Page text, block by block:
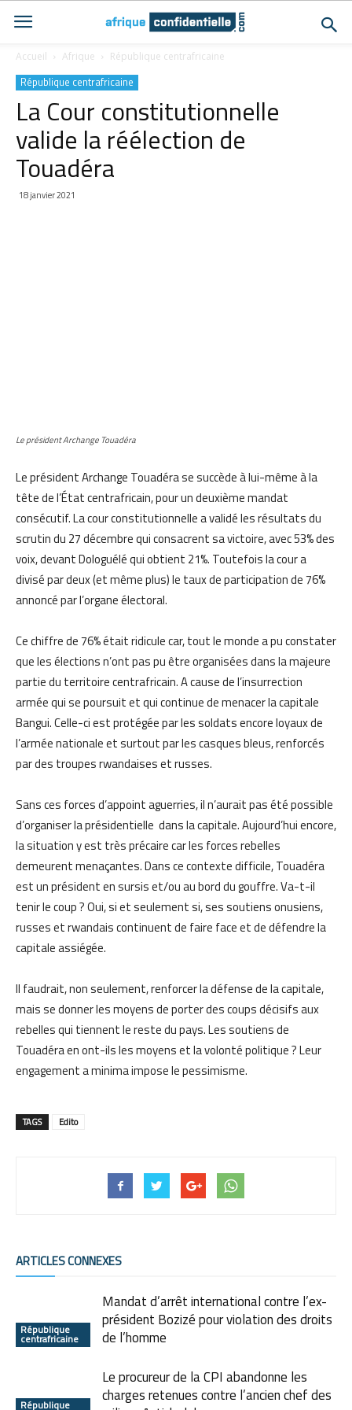
Accueil Afrique République centrafricaine
République centrafricaine
La Cour constitutionnelle
valide la réélection de
Touadéra
18 janvier 2021
Le président Archange Touadéra
Le président Archange Touadéra se succède à lui-même à la
tête de l’État centrafricain, pour un deuxième mandat
consécutif. La cour constitutionnelle a validé les résultats du
scrutin du 27 décembre qui consacrent sa victoire, avec 53% des
voix, devant Dologuélé qui obtient 21%. Toutefois la cour a
divisé par deux (et même plus) le taux de participation de 76%
annoncé par l’organe électoral.
Ce chiffre de 76% était ridicule car, tout le monde a pu constater
que les élections n’ont pas pu être organisées dans la majeure
partie du territoire centrafricain. A cause de l’insurrection
armée qui se poursuit et qui continue de menacer la capitale
Bangui. Celle-ci est protégée par les soldats encore loyaux de
l’armée nationale et surtout par les casques bleus, renforcés
par des troupes rwandaises et russes.
Sans ces forces d’appoint aguerries, il n’aurait pas été possible
d’organiser la présidentielle dans la capitale. Aujourd’hui encore,
la situation y est très précaire car les forces rebelles
demeurent menaçantes. Dans ce contexte difficile, Touadéra
est un président en sursis et/ou au bord du gouffre. Va-t-il
tenir le coup ? Oui, si et seulement si, ses soutiens onusiens,
russes et rwandais continuent de faire face et de défendre la
capitale assiégée.
Il faudrait, non seulement, renforcer la défense de la capitale,
mais se donner les moyens de porter des coups décisifs aux
rebelles qui tiennent le reste du pays. Les soutiens de
Touadéra en ont-ils les moyens et la volonté politique ? Leur
engagement a minima impose le pessimisme.
TAGS Edito
ARTICLES CONNEXES
République
centrafricaine
Mandat d’arrêt international contre l’ex-
président Bozizé pour violation des droits
de l’homme
République
Le procureur de la CPI abandonne les
charges retenues contre l’ancien chef des